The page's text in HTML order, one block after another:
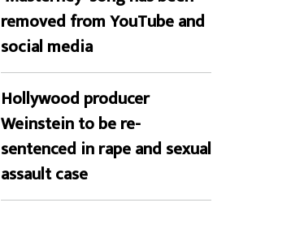
removed from YouTube and
social media
Hollywood producer
Weinstein to be re-
sentenced in rape and sexual
assault case